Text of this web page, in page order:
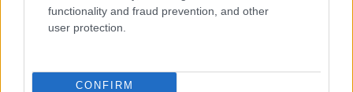
functionality and fraud prevention, and other
user protection.
CONFIRM
LIFESTYLE2 ω. πριν
Αμαλία Κωστοπούλου: Γαμήλιο ταξίδι με τον
με σκάφος σε Πόντσα και Ίσκια